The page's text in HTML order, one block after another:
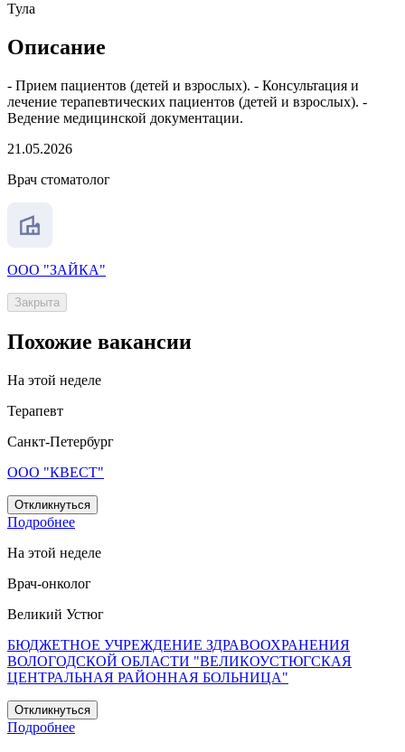
Тула
Описание
- Прием пациентов (детей и взрослых). - Консультация и
лечение терапевтических пациентов (детей и взрослых). -
Ведение медицинской документации.
21.05.2026
Врач стоматолог
ООО "ЗАЙКА"
Закрыта
Похожие вакансии
На этой неделе
Терапевт
Санкт-Петербург
ООО "КВЕСТ"
Откликнуться
Подробнее
На этой неделе
Врач-онколог
Великий Устюг
БЮДЖЕТНОЕ УЧРЕЖДЕНИЕ ЗДРАВООХРАНЕНИЯ
ВОЛОГОДСКОЙ ОБЛАСТИ "ВЕЛИКОУСТЮГСКАЯ
ЦЕНТРАЛЬНАЯ РАЙОННАЯ БОЛЬНИЦА"
Откликнуться
Подробнее